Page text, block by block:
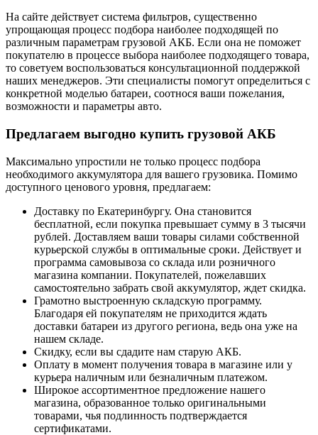
На сайте действует система фильтров, существенно
упрощающая процесс подбора наиболее подходящей по
различным параметрам грузовой АКБ. Если она не поможет
покупателю в процессе выбора наиболее подходящего товара,
то советуем воспользоваться консультационной поддержкой
наших менеджеров. Эти специалисты помогут определиться с
конкретной моделью батареи, соотнося ваши пожелания,
возможности и параметры авто.
Предлагаем выгодно купить грузовой АКБ
Максимально упростили не только процесс подбора
необходимого аккумулятора для вашего грузовика. Помимо
доступного ценового уровня, предлагаем:
Доставку по Екатеринбургу. Она становится
бесплатной, если покупка превышает сумму в 3 тысячи
рублей. Доставляем ваши товары силами собственной
курьерской службы в оптимальные сроки. Действует и
программа самовывоза со склада или розничного
магазина компании. Покупателей, пожелавших
самостоятельно забрать свой аккумулятор, ждет скидка.
Грамотно выстроенную складскую программу.
Благодаря ей покупателям не приходится ждать
доставки батареи из другого региона, ведь она уже на
нашем складе.
Скидку, если вы сдадите нам старую АКБ.
Оплату в момент получения товара в магазине или у
курьера наличным или безналичным платежом.
Широкое ассортиментное предложение нашего
магазина, образованное только оригинальными
товарами, чья подлинность подтверждается
сертификатами.